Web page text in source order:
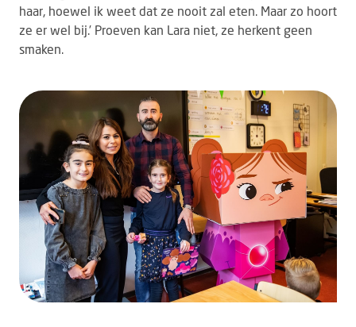
haar, hoewel ik weet dat ze nooit zal eten. Maar zo hoort
ze er wel bij.’ Proeven kan Lara niet, ze herkent geen
smaken.